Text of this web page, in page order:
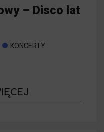
– Disco lat
KONCERTY
Koncert